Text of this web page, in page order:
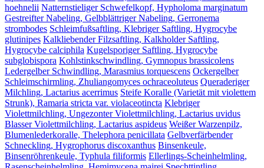
hoehnelii Natternstieliger Schwefelkopf, Hypholoma marginatum
Gestreifter Nabeling, Gelbblättriger Nabeling, Gerronema
strombodes Schleimfußsaftling, Klebriger Saftling, Hygrocybe
glutinipes Kalkliebender Filzsaftling, Kalkholder Saftling,
Hygrocybe calciphila Kugelsporiger Saftling, Hygrocybe
subglobispora Kohlstinkschwindling, Gymnopus brassicolens
Ledergelber Schwindling, Marasmius torquescens Ockergelber
Schleimschirmling, Zhuliangomyces ochraceoluteus Queraderiger
Milchling, Lactarius acerrimus Steife Koralle (Varietät mit violettem
Strunk), Ramaria stricta var. violaceotincta Klebriger
Violettmilchling, Ungezonter Violettmilchling, Lactarius uvidus
Blasser Violettmilchling, Lactarius aspideus Weißer Warzenpilz,
Blumenlederkoralle, Thelephora penicillata Gelbverfärbender
Schneckling, Hygrophorus discoxanthus Binsenkeule,
Binsenröhrenkeule, Typhula filiformis Ellerlings-Scheinhelmling,